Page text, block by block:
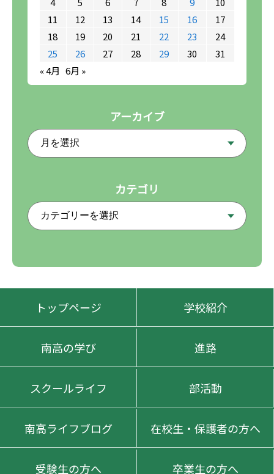
11
12 13 14 15 16
17
18
19 20 21 22 23
24
25
26 27 28 29 30
31
« 4月 6月 »
アーカイブ
カテゴリ
トップページ 学校紹介
南高の学び 進路
スクールライフ 部活動
南高ライフブログ 在校生・保護者の方へ
受験生の方へ 卒業生の方へ